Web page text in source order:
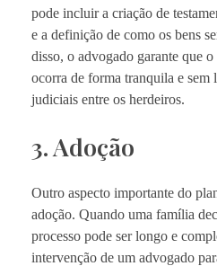
pode incluir a criação de
e a definição de como os bens
disso, o advogado garante que o
ocorra de forma tranquila e
judiciais entre os herdeiros.
3. Adoção
Outro aspecto importante do
adoção. Quando uma família
processo pode ser longo e
intervenção de um advogado